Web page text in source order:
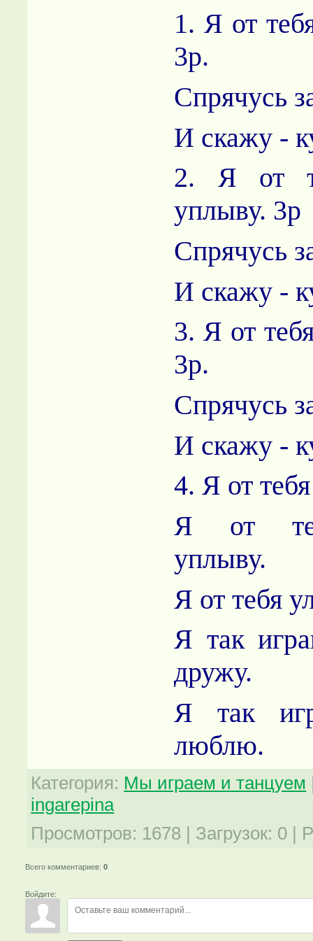
1. Я от
3р.
Спрячусь
И скажу -
2. Я от
уплыву. 3р
Спрячусь
И скажу -
3. Я от
3р.
Спрячусь
И скажу -
4. Я от
Я от
уплыву.
Я от тебя
Я так
дружу.
Я так
люблю.
Категория: Мы играем и танцуем
ingarepina
Просмотров: 1678 | Загрузок: 0 |
Всего комментариев:0
Войдите: